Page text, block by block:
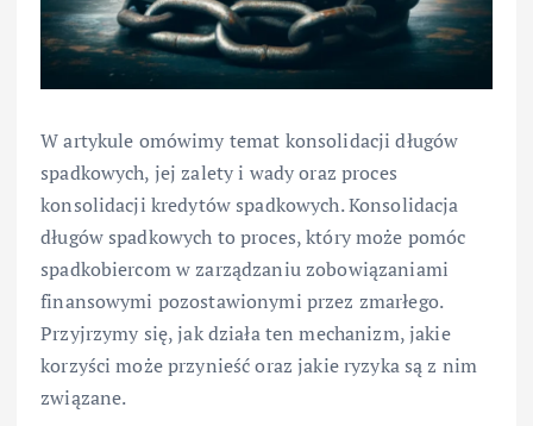
W artykule omówimy temat konsolidacji długów
spadkowych, jej zalety i wady oraz proces
konsolidacji kredytów spadkowych. Konsolidacja
długów spadkowych to proces, który może pomóc
spadkobiercom w zarządzaniu zobowiązaniami
finansowymi pozostawionymi przez zmarłego.
Przyjrzymy się, jak działa ten mechanizm, jakie
korzyści może przynieść oraz jakie ryzyka są z nim
związane.